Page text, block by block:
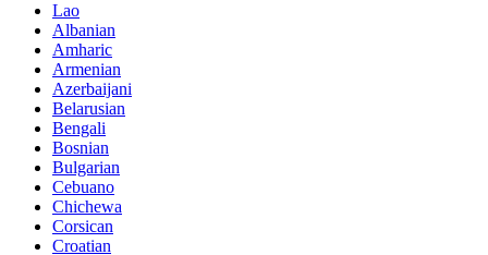
Lao
Albanian
Amharic
Armenian
Azerbaijani
Belarusian
Bengali
Bosnian
Bulgarian
Cebuano
Chichewa
Corsican
Croatian